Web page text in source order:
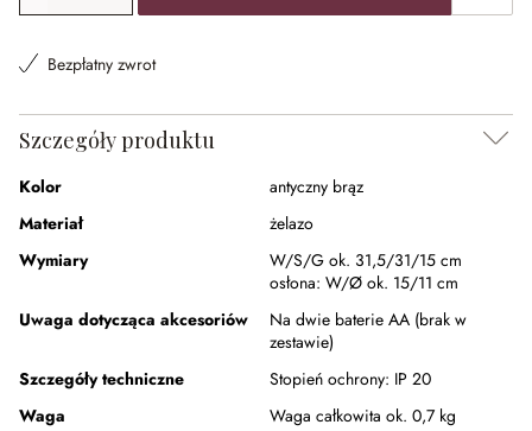
Bezpłatny zwrot
Szczegóły produktu
Kolor
antyczny brąz
Materiał
żelazo
Wymiary
W/S/G ok. 31,5/31/15 cm
osłona: W/Ø ok. 15/11 cm
Uwaga dotycząca akcesoriów
Na dwie baterie AA (brak w
zestawie)
Szczegóły techniczne
Stopień ochrony: IP 20
Waga
Waga całkowita ok. 0,7 kg